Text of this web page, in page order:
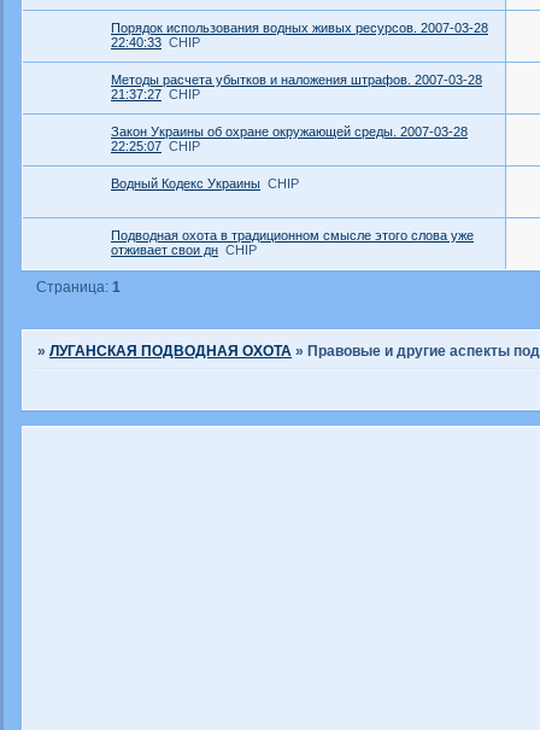
Порядок использования водных живых ресурсов. 2007-03-28
22:40:33 CHIP
Методы расчета убытков и наложения штрафов. 2007-03-28
21:37:27 CHIP
Закон Украины об охране окружающей среды. 2007-03-28
22:25:07 CHIP
Водный Кодекс Украины CHIP
Подводная охота в традиционном смысле этого слова уже
отживает свои дн CHIP
Страница:1
»ЛУГАНСКАЯ ПОДВОДНАЯ ОХОТА »Правовые и другие аспекты